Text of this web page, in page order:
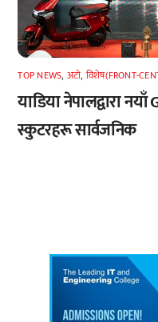
TOP NEWS, अटाे, विशेष(FRONT-
याडिया नेपालद्वारा
स्कुटरहरू सार्वजनिक